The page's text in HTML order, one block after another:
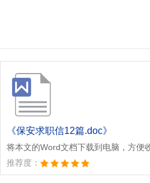
《保安求职信12篇.doc》
将本文的Word文档下载到电脑，方便
推荐度：